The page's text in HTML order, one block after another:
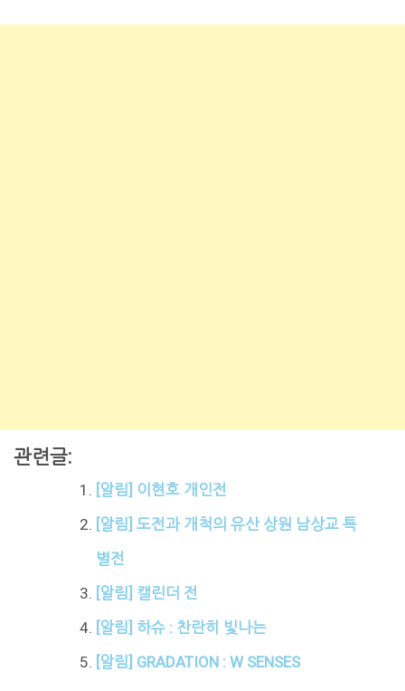
관련글:
[알림] 이현호 개인전
[알림] 도전과 개척의 유산 상원 남상교 특
별전
[알림] 캘린더 전
[알림] 하슈 : 찬란히 빛나는
[알림] GRADATION : W SENSES